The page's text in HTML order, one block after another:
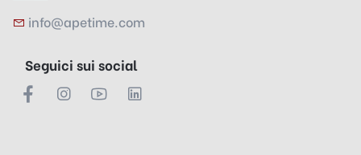
info@apetime.com
Seguici sui social